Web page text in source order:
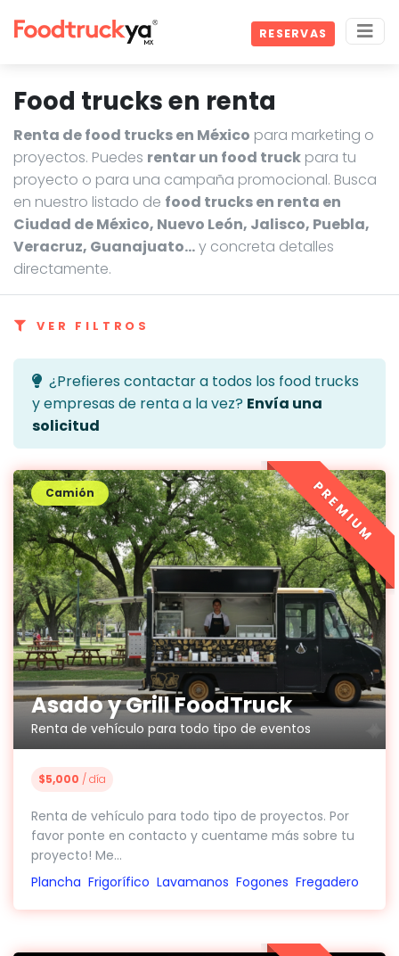
RESERVAS
Food trucks en renta
Renta de food trucks en México para marketing o
proyectos. Puedes rentar un food truck para tu
proyecto o para una campaña promocional. Busca
en nuestro listado de food trucks en renta en
Ciudad de México, Nuevo León, Jalisco, Puebla,
Veracruz, Guanajuato…y concreta detalles
directamente.
VER FILTROS
¿Prefieres contactar a todos los food trucks
y empresas de renta a la vez? Envía una
solicitud
Asado y Grill FoodTruck
Renta de vehículo para todo tipo de eventos
Camión
$5,000 / día
Renta de vehículo para todo tipo de proyectos. Por
favor ponte en contacto y cuentame más sobre tu
proyecto! Me...
Plancha Frigorífico Lavamanos Fogones Fregadero
PREMIUM